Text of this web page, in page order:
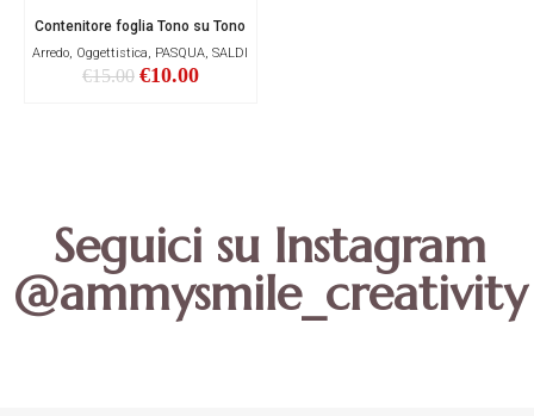
Contenitore foglia Tono su Tono
Arredo, Oggettistica, PASQUA, SALDI
€15.00 €10.00
Seguici su Instagram
@ammysmile_creativity